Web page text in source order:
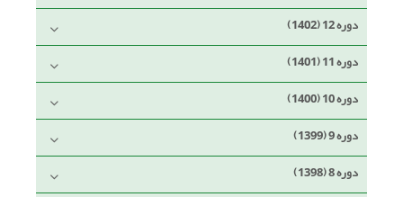
دوره 12 (1402)
دوره 11 (1401)
دوره 10 (1400)
دوره 9 (1399)
دوره 8 (1398)